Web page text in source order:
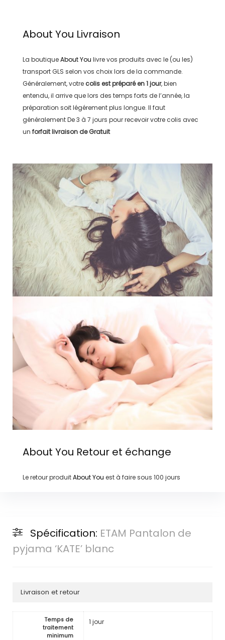
About You Livraison
La boutiqueAbout You livre vos produits avec le (ou les)
transportGLS selon vos choix lors de la commande.
Généralement, votre colis est préparé en1 jour, bien
entendu, il arrive que lors des temps forts de l’année, la
préparation soit légérement plus longue. Il faut
généralementDe 3 à 7 jours pour recevoir votre colis avec
un forfait livraison deGratuit
About You Retour et échange
Le retour produitAbout You est à faire sous 100 jours
Spécification: ETAM Pantalon de
pyjama ‘KATE’ blanc
Livraison et retour
Temps de
traitement
minimum
1 jour